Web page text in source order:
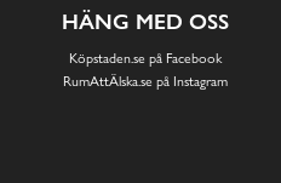
HÄNG MED OSS
Köpstaden.se på Facebook
RumAttÄlska.se på Instagram